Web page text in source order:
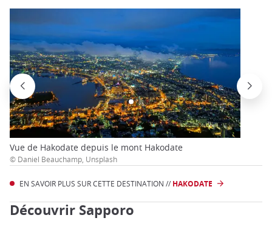
Vue de Hakodate depuis le mont Hakodate
© Daniel Beauchamp, Unsplash
EN SAVOIR PLUS SUR CETTE DESTINATION // HAKODATE
Découvrir Sapporo